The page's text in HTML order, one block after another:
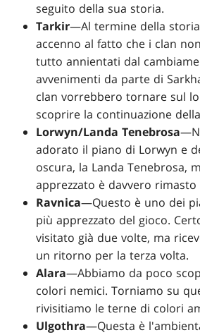
seguito della sua storia.
Tarkir—Al termine della
accenno al fatto che i clan
tutto annientati dal
avvenimenti da parte di
clan vorrebbero tornare sul
scoprire la continuazione
Lorwyn/Landa Tenebrosa
adorato il piano di Lorwyn e
oscura, la Landa Tenebrosa,
apprezzato è davvero rimasto
Ravnica—Questo è uno dei
più apprezzato del gioco.
visitato già due volte, ma
un ritorno per la terza volta.
Alara—Abbiamo da poco
colori nemici. Torniamo su
rivisitiamo le terne di colori
Ulgothra—Questa è